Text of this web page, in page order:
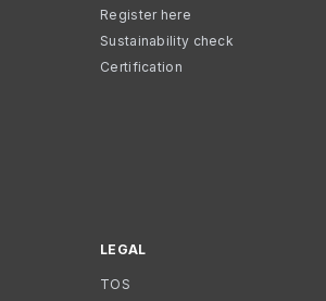
Register here
Sustainability check
Certification
LEGAL
TOS